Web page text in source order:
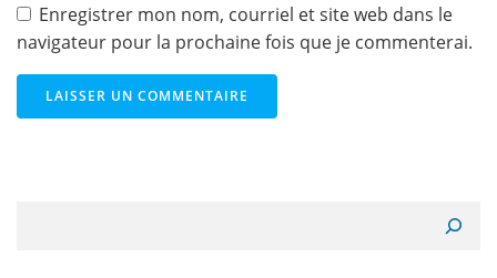
Enregistrer mon nom, courriel et site web dans le
navigateur pour la prochaine fois que je commenterai.